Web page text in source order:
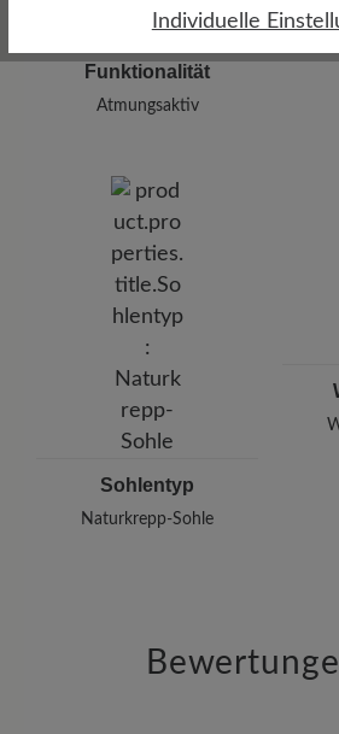
Funktionalität
Atmungsaktiv
Sohlentyp
Naturkrepp-Sohle
Individuelle